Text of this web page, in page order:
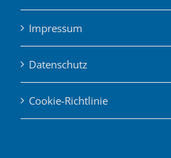
Impressum
Datenschutz
Cookie-Richtlinie